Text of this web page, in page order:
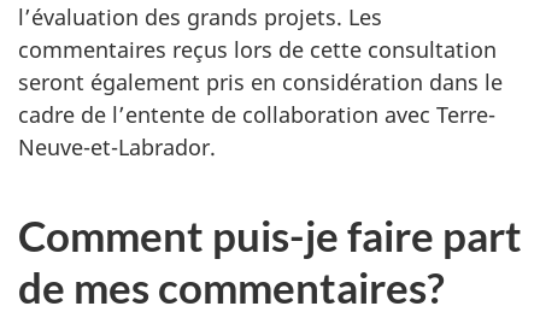
l’évaluation des grands projets. Les
commentaires reçus lors de cette consultation
seront également pris en considération dans le
cadre de l’entente de collaboration avec Terre-
Neuve-et-Labrador.
Comment puis-je faire part
de mes commentaires?